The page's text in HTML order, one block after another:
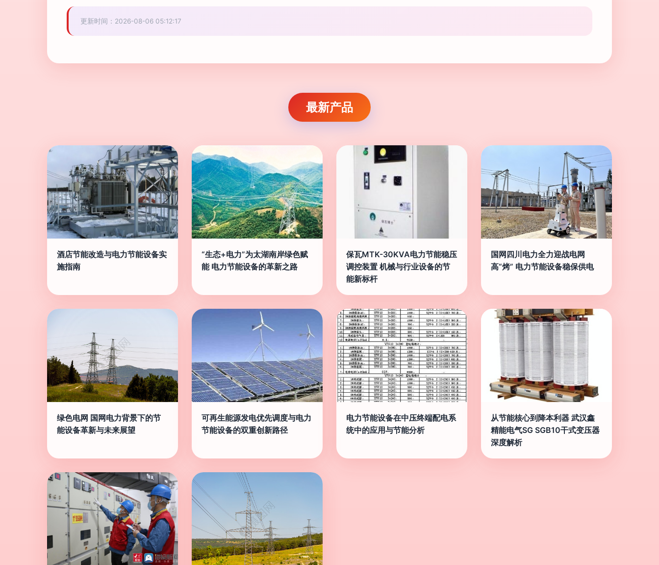
更新时间：2026-08-06 05:12:17
最新产品
酒店节能改造与电力节能设备实
施指南
“生态+电力”为太湖南岸绿色赋
能 电力节能设备的革新之路
保瓦MTK-30KVA电力节能稳压
调控装置 机械与行业设备的节
能新标杆
国网四川电力全力迎战电网
高“烤” 电力节能设备稳保供电
绿色电网 国网电力背景下的节
能设备革新与未来展望
可再生能源发电优先调度与电力
节能设备的双重创新路径
电力节能设备在中压终端配电系
统中的应用与节能分析
从节能核心到降本利器 武汉鑫
精能电气SG SGB10干式变压器
深度解析